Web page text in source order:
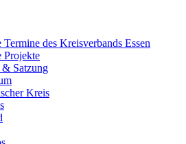
des Kreisverbands Essen
Projekte
Satzung
Kreis